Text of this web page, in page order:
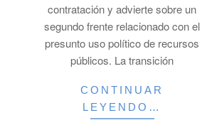
contratación y advierte sobre un
segundo frente relacionado con el
presunto uso político de recursos
públicos. La transición
CONTINUAR
LEYENDO…